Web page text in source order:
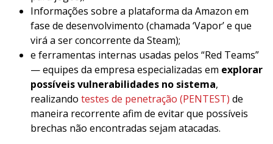
Informações sobre a plataforma da Amazon em
fase de desenvolvimento (chamada ‘Vapor’ e que
virá a ser concorrente da Steam);
e ferramentas internas usadas pelos “Red Teams”
— equipes da empresa especializadas em explorar
possíveis vulnerabilidades no sistema,
realizando testes de penetração (PENTEST) de
maneira recorrente afim de evitar que possíveis
brechas não encontradas sejam atacadas.